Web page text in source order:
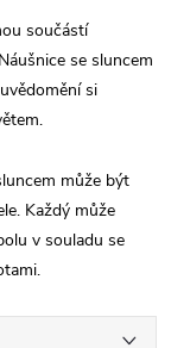
součástí
se sluncem
si
může být
Každý může
v souladu se